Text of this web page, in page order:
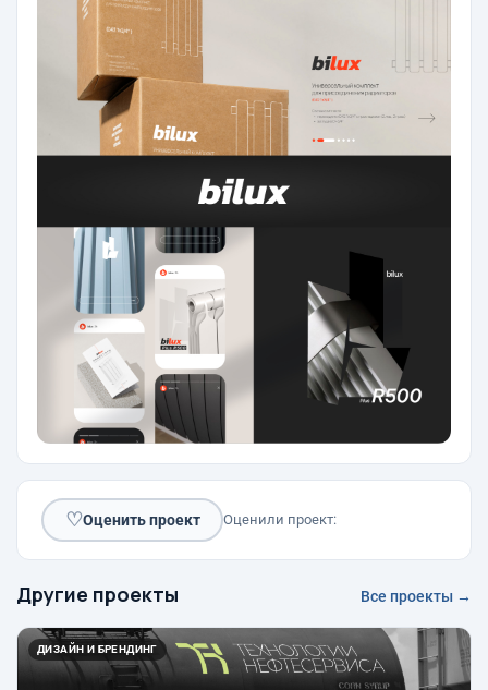
♡Оценить проект Оценили проект:
Другие проекты Все проекты →
ДИЗАЙН И БРЕНДИНГ